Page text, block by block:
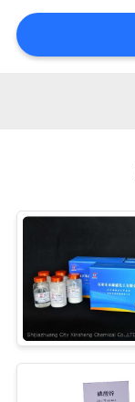
SITEMAP